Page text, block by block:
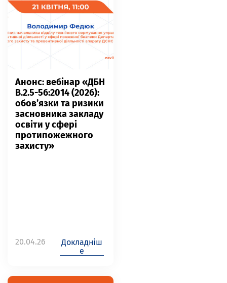
Анонс: вебінар «ДБН
В.2.5-56:2014 (2026):
обов’язки та ризики
засновника закладу
освіти у сфері
протипожежного
захисту»
20.04.26
Докладніш
е